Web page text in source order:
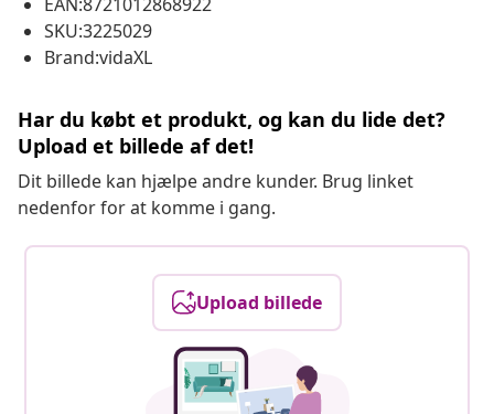
SKU:3225029
Brand:vidaXL
Har du købt et produkt, og kan du lide det?
Upload et billede af det!
Dit billede kan hjælpe andre kunder. Brug linket
nedenfor for at komme i gang.
Upload billede